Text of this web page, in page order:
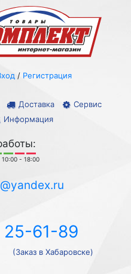
Доставка
Сервис
Информация
/ Регистрация
10:00 - 18:00
25-61-89
(Заказ в Хабаровске)